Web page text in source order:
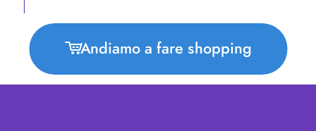
Andiamo a fare shopping